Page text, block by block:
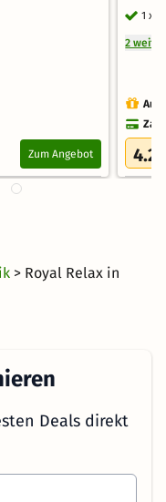
Zum Angebot
1 x
2
4.2
> Royal Relax in
Deals direkt